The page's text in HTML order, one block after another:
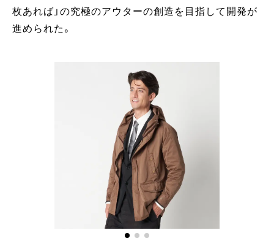
枚あれば」の究極のアウターの創造を目指して開発が
進められた。